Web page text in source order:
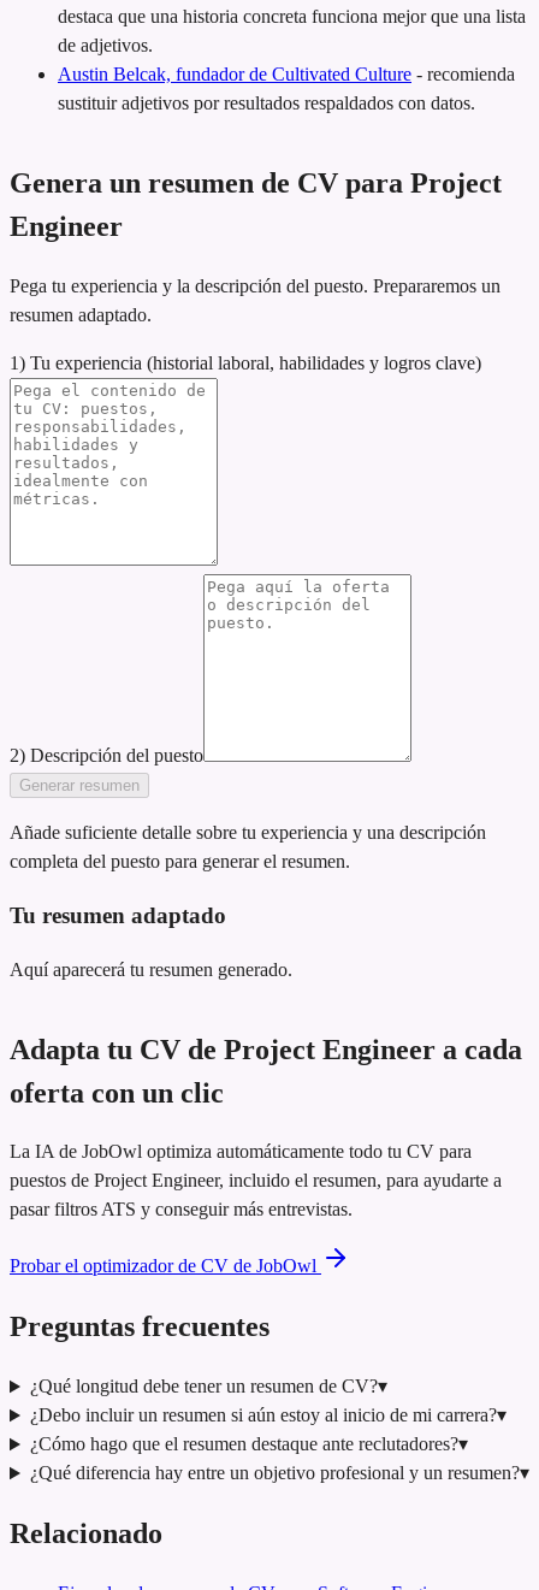
destaca que una historia concreta funciona mejor que una lista
de adjetivos.
Austin Belcak, fundador de Cultivated Culture - recomienda
sustituir adjetivos por resultados respaldados con datos.
Genera un resumen de CV para Project
Engineer
Pega tu experiencia y la descripción del puesto. Prepararemos un
resumen adaptado.
1) Tu experiencia (historial laboral, habilidades y logros clave)
2) Descripción del puesto
Generar resumen
Añade suficiente detalle sobre tu experiencia y una descripción
completa del puesto para generar el resumen.
Tu resumen adaptado
Aquí aparecerá tu resumen generado.
Adapta tu CV de Project Engineer a cada
oferta con un clic
La IA de JobOwl optimiza automáticamente todo tu CV para
puestos de Project Engineer, incluido el resumen, para ayudarte a
pasar filtros ATS y conseguir más entrevistas.
Probar el optimizador de CV de JobOwl
Preguntas frecuentes
¿Qué longitud debe tener un resumen de CV?▾
¿Debo incluir un resumen si aún estoy al inicio de mi carrera?▾
¿Cómo hago que el resumen destaque ante reclutadores?▾
¿Qué diferencia hay entre un objetivo profesional y un resumen?▾
Relacionado